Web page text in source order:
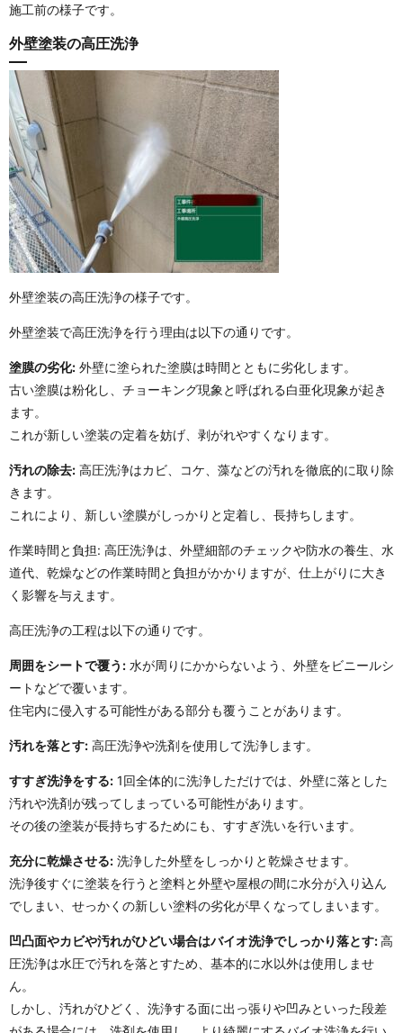
施工前の様子です。
外壁塗装の高圧洗浄
外壁塗装の高圧洗浄の様子です。
外壁塗装で高圧洗浄を行う理由は以下の通りです。
塗膜の劣化: 外壁に塗られた塗膜は時間とともに劣化します。
古い塗膜は粉化し、チョーキング現象と呼ばれる白亜化現象が起き
ます。
これが新しい塗装の定着を妨げ、剥がれやすくなります。
汚れの除去: 高圧洗浄はカビ、コケ、藻などの汚れを徹底的に取り除
きます。
これにより、新しい塗膜がしっかりと定着し、長持ちします。
作業時間と負担: 高圧洗浄は、外壁細部のチェックや防水の養生、水
道代、乾燥などの作業時間と負担がかかりますが、仕上がりに大き
く影響を与えます。
高圧洗浄の工程は以下の通りです。
周囲をシートで覆う: 水が周りにかからないよう、外壁をビニールシ
ートなどで覆います。
住宅内に侵入する可能性がある部分も覆うことがあります。
汚れを落とす: 高圧洗浄や洗剤を使用して洗浄します。
すすぎ洗浄をする: 1回全体的に洗浄しただけでは、外壁に落とした
汚れや洗剤が残ってしまっている可能性があります。
その後の塗装が長持ちするためにも、すすぎ洗いを行います。
充分に乾燥させる: 洗浄した外壁をしっかりと乾燥させます。
洗浄後すぐに塗装を行うと塗料と外壁や屋根の間に水分が入り込ん
でしまい、せっかくの新しい塗料の劣化が早くなってしまいます。
凹凸面やカビや汚れがひどい場合はバイオ洗浄でしっかり落とす:高
圧洗浄は水圧で汚れを落とすため、基本的に水以外は使用しませ
ん。
しかし、汚れがひどく、洗浄する面に出っ張りや凹みといった段差